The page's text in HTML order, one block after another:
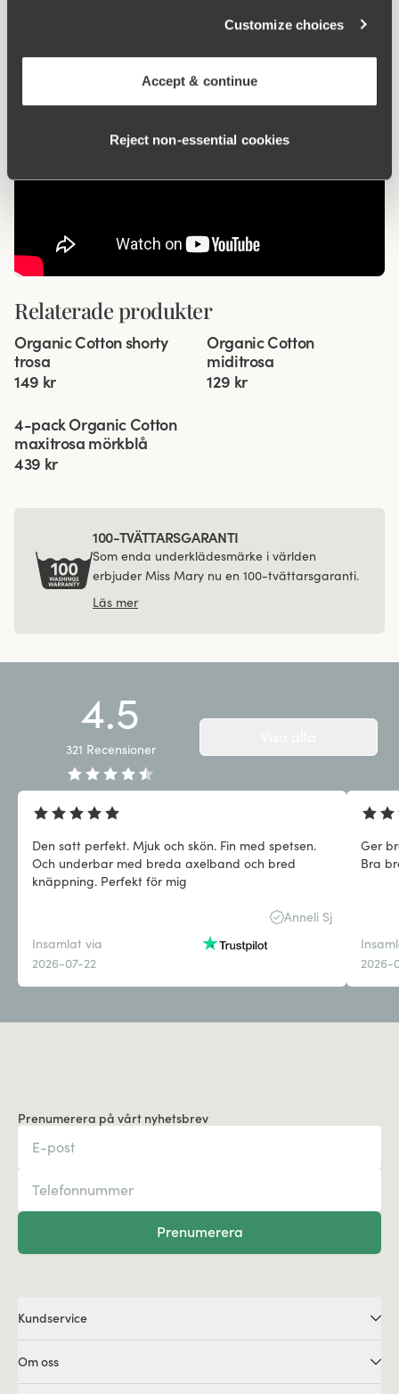
Customize choices
Accept & continue
Reject non‑essential cookies
Relaterade produkter
4 för 3
Organic Cotton shorty
trosa
149 kr
4 för 3
Organic Cotton
miditrosa
129 kr
4-pack Organic Cotton
maxitrosa mörkblå
439 kr
100-TVÄTTARSGARANTI
Som enda underklädesmärke i världen
erbjuder Miss Mary nu en 100-tvättarsgaranti.
Läs mer
4.5
321 Recensioner
Den satt perfekt. Mjuk och skön. Fin med spetsen.
Och underbar med breda axelband och bred
knäppning. Perfekt för mig
Anneli Sj
Insamlat via
2026-07-22
Ger
Bra
2026-
Prenumerera på vårt nyhetsbrev
Prenumerera
Kundservice
Om oss